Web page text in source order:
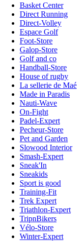
Basket Center
Direct Running
Direct-Volley
Espace Golf
Foot-Store
Galop-Store
Golf and co
Handball-Store
House of rugby
La sellerie de Maé
Made in Paradis
Nauti-Wave
On-Fight
Padel-Expert
Pecheur-Store
Pet and Garden
Slowood Interior
Smash-Expert
Sneak'In
Sneakids
Sport is good
Training-Fit
Trek Expert
Triathlon-Expert
TripnBikers
Vélo-Store
Winter-Expert